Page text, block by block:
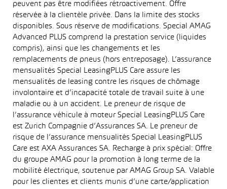
peuvent pas être modifiées rétroactivement. Offre
réservée à la clientèle privée. Dans la limite des stocks
disponibles. Sous réserve de modifications. Special AMAG
Advanced PLUS comprend la prestation service (liquides
compris), ainsi que les changements et les
remplacements de pneus (hors entreposage). L’assurance
mensualités Special LeasingPLUS Care assure les
mensualités de leasing contre les risques de chômage
involontaire et d’incapacité totale de travail suite à une
maladie ou à un accident. Le preneur de risque de
l’assurance véhicule à moteur Special LeasingPLUS Care
est Zurich Compagnie d’Assurances SA. Le preneur de
risque de l’assurance mensualités Special LeasingPLUS
Care est AXA Assurances SA. Recharge à prix spécial: Offre
du groupe AMAG pour la promotion à long terme de la
mobilité électrique, soutenue par AMAG Group SA. Valable
pour les clientes et clients munis d’une carte/application